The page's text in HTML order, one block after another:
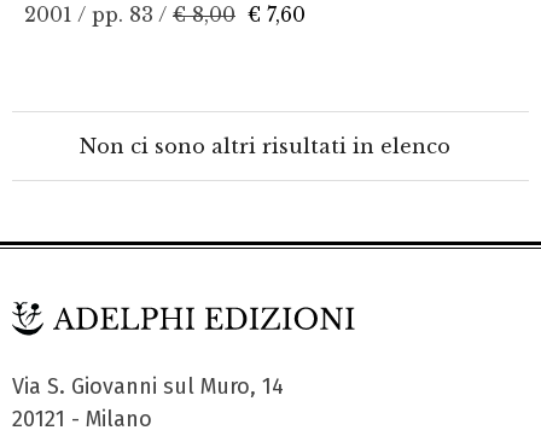
2001 / pp. 83 / € 8,00 € 7,60
Non ci sono altri risultati in elenco
Via S. Giovanni sul Muro, 14
20121 - Milano